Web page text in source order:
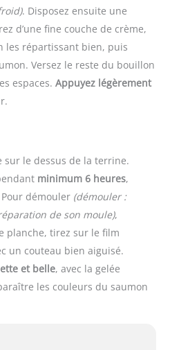
. Disposez ensuite une
d’une fine couche de crème,
les répartissant bien, puis
Versez le reste du bouillon
espaces. Appuyez légèrement
le dessus de la terrine.
minimum 6 heures,
démouler (démouler :
de son moule),
planche, tirez sur le film
un couteau bien aiguisé.
et belle, avec la gelée
les couleurs du saumon